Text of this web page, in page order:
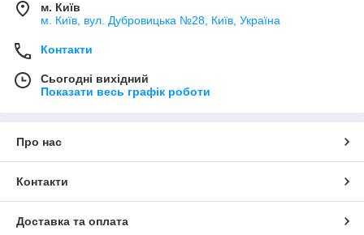
м. Київ
м. Київ, вул. Дубровицька №28, Київ, Україна
Контакти
Сьогодні вихідний
Показати весь графік роботи
Про нас
Контакти
Доставка та оплата